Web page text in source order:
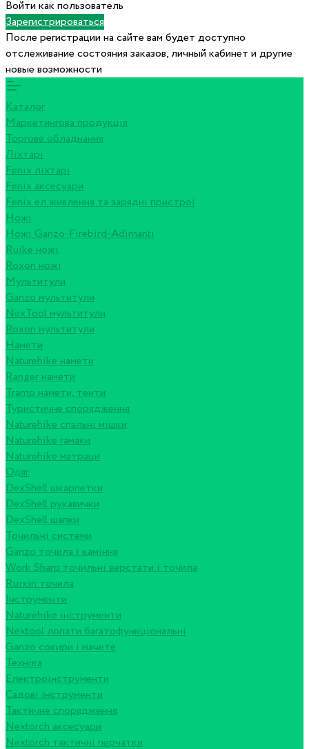
Войти как пользователь
Зарегистрироваться
После регистрации на сайте вам будет доступно
отслеживание состояния заказов, личный кабинет и другие
новые возможности
Каталог
Маркетингова продукція
Торгове обладнання
Ліхтарі
Fenix ліхтарі
Fenix аксесуари
Fenix ел живлення та зарядні пристрої
Ножі
Ножі Ganzo-Firebird-Adimanti
Ruike ножі
Roxon ножi
Мультитули
Ganzo мультитули
NexTool мультитули
Roxon мультитули
Намети
Naturehike намети
Ranger намети
Tramp намети, тенти
Туристичне спорядження
Naturehike спальні мішки
Naturehike гамаки
Naturehike матраци
Одяг
DexShell шкарпетки
DexShell рукавички
DexShell шапки
Точильні системи
Ganzo точила і каміння
Work Sharp точильні верстати і точила
Ruixin точила
Інструменти
Naturehike інструменти
Nextool лопати багатофункціональні
Ganzo сокири і мачете
Техніка
Електроінструменти
Садові інструменти
Тактичне спорядження
Nextorch аксесуари
Nextorch тактичні перчатки